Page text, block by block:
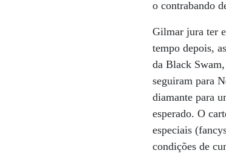
o contrabando
Gilmar jura ter
tempo depois,
da Black
seguiram para
diamante para
esperado. O
especiais
condições de